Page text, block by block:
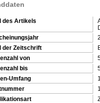
des Artikels
der Zeitschrift
von
bis
Umfang